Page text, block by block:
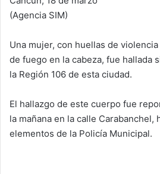
(Agencia SIM)
Una mujer, con huellas de
de fuego en la cabeza, fue hallada
la Región 106 de esta ciudad.
El hallazgo de este cuerpo fue
la mañana en la calle Carabanchel,
elementos de la Policía Municipal.